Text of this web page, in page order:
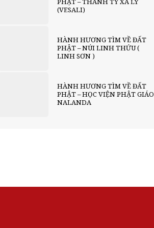
(VESALI)
HÀNH HƯƠNG TÌM VỀ ĐẤT
PHẬT – NÚI LINH THỨU (
LINH SƠN )
HÀNH HƯƠNG TÌM VỀ ĐẤT
PHẬT – HỌC VIỆN PHẬT GIÁO
NALANDA